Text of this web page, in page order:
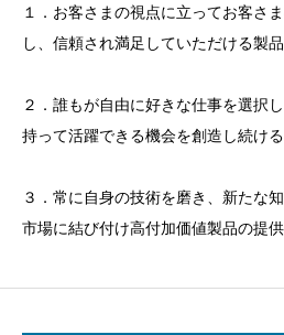
１．お客さまの視点に立ってお客さ
し、信頼され満足していただける製
２．誰もが自由に好きな仕事を選択
持って活躍できる機会を創造し続ける
３．常に自身の技術を磨き、新たな
市場に結び付け高付加価値製品の提